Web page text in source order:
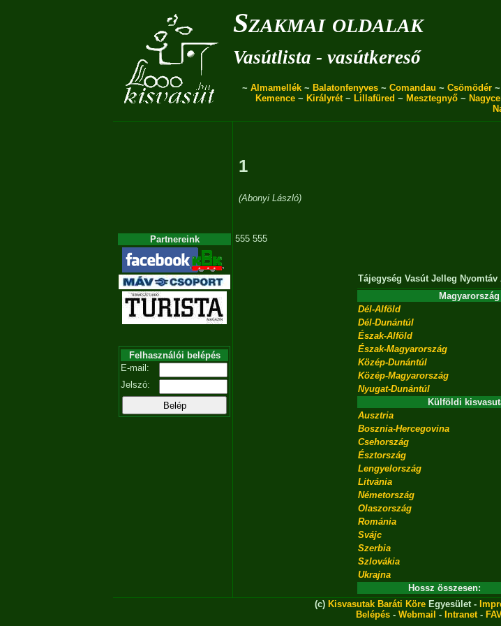
Szakmai oldalak
Vasútlista - vasútkereső
~ Almamellék ~ Balatonfenyves ~ Comandau ~ Csömödér ~
Kemence~ Királyrét~ Lillafüred ~ Mesztegnyő~
Partnereink
Felhasználói belépés
E-mail:
Jelszó:
1
(Abonyi László)
555 555
Tájegység Vasút Jelleg Nyomtáv
Magyarország
Dél-Alföld
Dél-Dunántúl
Észak-Alföld
Észak-Magyarország
Közép-Dunántúl
Közép-Magyarország
Nyugat-Dunántúl
Külföldi
Ausztria
Bosznia-Hercegovina
Csehország
Észtország
Lengyelország
Litvánia
Németország
Olaszország
Románia
Svájc
Szerbia
Szlovákia
Ukrajna
Hossz összesen:
(c) Kisvasutak Baráti Köre Egyesület -
Belépés - Webmail - Intranet-